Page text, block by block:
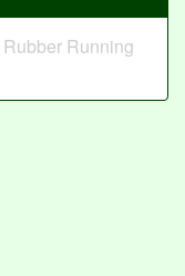
Rubber Running